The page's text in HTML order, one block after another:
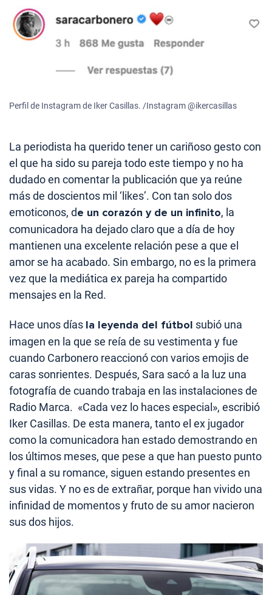
Perfil de Instagram de Iker Casillas. /Instagram @ikercasillas
La periodista ha querido tener un cariñoso gesto con
el que ha sido su pareja todo este tiempo y no ha
dudado en comentar la publicación que ya reúne
más de doscientos mil ‘likes’. Con tan solo dos
emoticonos, de un corazón y de un infinito, la
comunicadora ha dejado claro que a día de hoy
mantienen una excelente relación pese a que el
amor se ha acabado. Sin embargo, no es la primera
vez que la mediática ex pareja ha compartido
mensajes en la Red.
Hace unos días la leyenda del fútbol subió una
imagen en la que se reía de su vestimenta y fue
cuando Carbonero reaccionó con varios emojis de
caras sonrientes. Después, Sara sacó a la luz una
fotografía de cuando trabaja en las instalaciones de
Radio Marca. «Cada vez lo haces especial», escribió
Iker Casillas. De esta manera, tanto el ex jugador
como la comunicadora han estado demostrando en
los últimos meses, que pese a que han puesto punto
y final a su romance, siguen estando presentes en
sus vidas. Y no es de extrañar, porque han vivido una
infinidad de momentos y fruto de su amor nacieron
sus dos hijos.